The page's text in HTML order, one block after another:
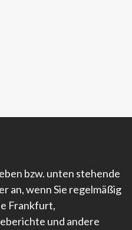
bzw. unten stehende
an, wenn Sie regelmäßig
Frankfurt,
und andere